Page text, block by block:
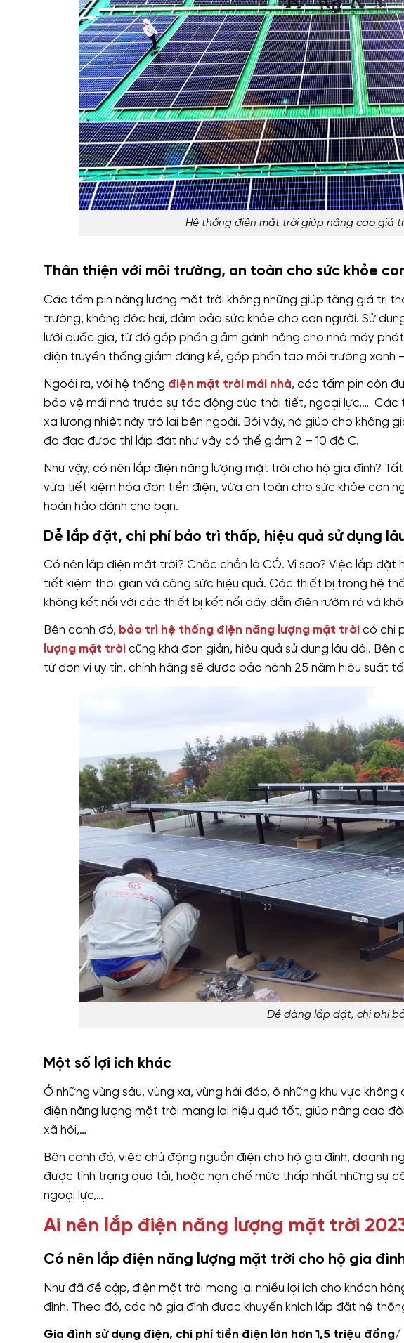
Hệ thống điện mặt trời giúp nâng cao giá
Thân thiện với môi trường, an toàn cho sức khỏe
Các tấm pin năng lượng mặt trời không những giúp tăng giá trị
trường, không độc hại, đảm bảo sức khỏe cho con người. Sử
lưới quốc gia, từ đó góp phần giảm gánh nặng cho nhà máy
điện truyền thống giảm đáng kể, góp phần tạo môi trường xanh
Ngoài ra, với hệ thống điện mặt trời mái nhà, các tấm pin còn
bảo vệ mái nhà trước sự tác động của thời tiết, ngoại lực,… Các
xạ lượng nhiệt này trở lại bên ngoài. Bởi vậy, nó giúp cho không
đo đạc được thì lắp đặt như vậy có thể giảm 2 – 10 độ C.
Như vậy, có nên lắp điện năng lượng mặt trời cho hộ gia đình?
vừa tiết kiệm hóa đơn tiền điện, vừa an toàn cho sức khỏe con
hoàn hảo dành cho bạn.
Dễ lắp đặt, chi phí bảo trì thấp, hiệu quả sử dụng
Có nên lắp điện mặt trời? Chắc chắn là CÓ. Vì sao? Việc lắp
tiết kiệm thời gian và công sức hiệu quả. Các thiết bị trong hệ
không kết nối với các thiết bị kết nối dây dẫn điện rườm rà và
Bên cạnh đó, bảo trì hệ thống điện năng lượng mặt trời có chi
lượng mặt trời cũng khá đơn giản, hiệu quả sử dụng lâu dài.
từ đơn vị uy tín, chính hãng sẽ được bảo hành 25 năm hiệu suất
Dễ dàng lắp đặt, chi phí
Một số lợi ích khác
Ở những vùng sâu, vùng xa, vùng hải đảo, ở những khu vực
điện năng lượng mặt trời mang lại hiệu quả tốt, giúp nâng cao
xã hội,…
Bên cạnh đó, việc chủ động nguồn điện cho hộ gia đình, doanh
được tình trạng quá tải, hoặc hạn chế mức thấp nhất những sự
ngoại lực,…
Ai nên lắp điện năng lượng mặt trời
Có nên lắp điện năng lượng mặt trời cho hộ gia
Như đã đề cập, điện mặt trời mang lại nhiều lợi ích cho khách
đình. Theo đó, các hộ gia đình được khuyến khích lắp đặt hệ
Gia đình sử dụng điện, chi phí tiền điện lớn hơn 1,5 triệu